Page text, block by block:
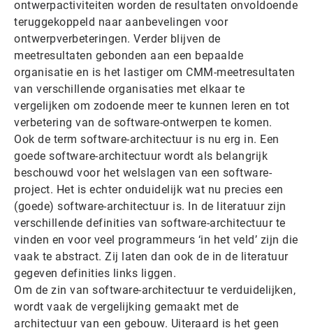
ontwerpactiviteiten worden de resultaten onvoldoende
teruggekoppeld naar aanbevelingen voor
ontwerpverbeteringen. Verder blijven de
meetresultaten gebonden aan een bepaalde
organisatie en is het lastiger om CMM-meetresultaten
van verschillende organisaties met elkaar te
vergelijken om zodoende meer te kunnen leren en tot
verbetering van de software-ontwerpen te komen.
Ook de term software-architectuur is nu erg in. Een
goede software-architectuur wordt als belangrijk
beschouwd voor het welslagen van een software-
project. Het is echter onduidelijk wat nu precies een
(goede) software-architectuur is. In de literatuur zijn
verschillende definities van software-architectuur te
vinden en voor veel programmeurs ‘in het veld’ zijn die
vaak te abstract. Zij laten dan ook de in de literatuur
gegeven definities links liggen.
Om de zin van software-architectuur te verduidelijken,
wordt vaak de vergelijking gemaakt met de
architectuur van een gebouw. Uiteraard is het geen